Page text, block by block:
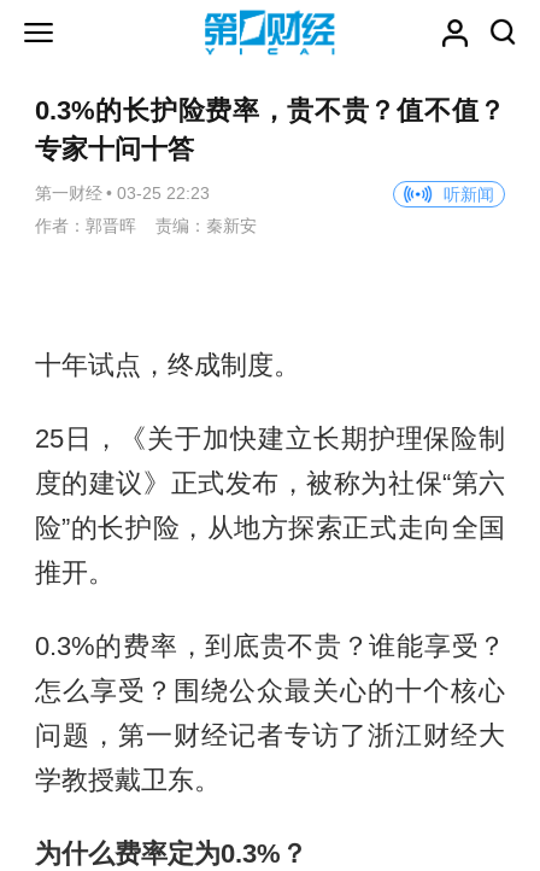
0.3%的长护险费率，贵不贵？值不值？
专家十问十答
第一财经 • 03-25 22:23
听新闻
作者：郭晋晖 责编：秦新安
十年试点，终成制度。
25日，《关于加快建立长期护理保险制
度的建议》正式发布，被称为社保“第六
险”的长护险，从地方探索正式走向全国
推开。
0.3%的费率，到底贵不贵？谁能享受？
怎么享受？围绕公众最关心的十个核心
问题，第一财经记者专访了浙江财经大
学教授戴卫东。
为什么费率定为0.3%？